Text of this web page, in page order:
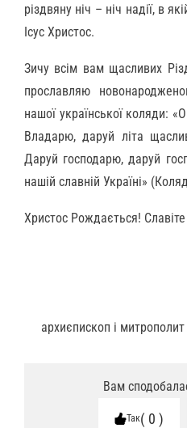
різдвяну ніч – ніч надії, в
Ісус Христос.
Зичу всім вам щасливих
прославляю
нашої української коляди:
Владарю, даруй літа
Даруй господарю, даруй
нашій славній Україні»
Христос Рождається!
архиєпископ і
Вам
Так 0